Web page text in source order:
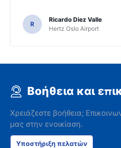
R
Ricardo Diez Valle
Hertz Oslo Airport
Βοήθεια και
Χρειάζεστε βοήθεια;
μας στην ενοικίαση.
Υποστήριξη πελατών